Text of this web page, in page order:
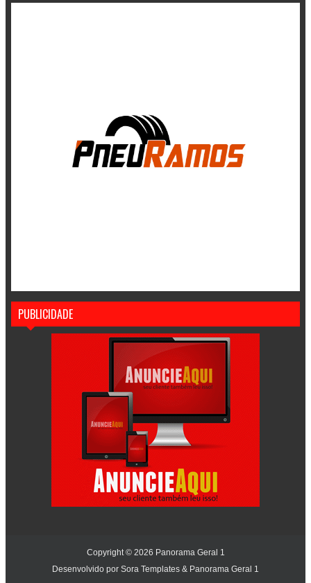
PUBLICIDADE
Copyright © 2026 Panorama Geral 1
Desenvolvido por Sora Templates & Panorama Geral 1